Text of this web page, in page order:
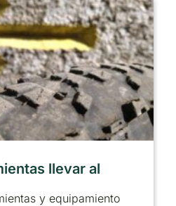
llevar al
y equipamiento